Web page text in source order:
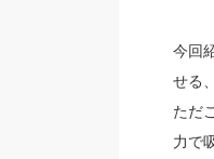
今回
せる
ただ
力で